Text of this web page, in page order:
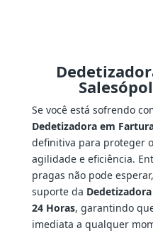
Se você está sofrendo
Dedetizadora em
definitiva para proteger
agilidade e eficiência.
pragas não pode
suporte da
24 Horas, garantindo
imediata a qualquer